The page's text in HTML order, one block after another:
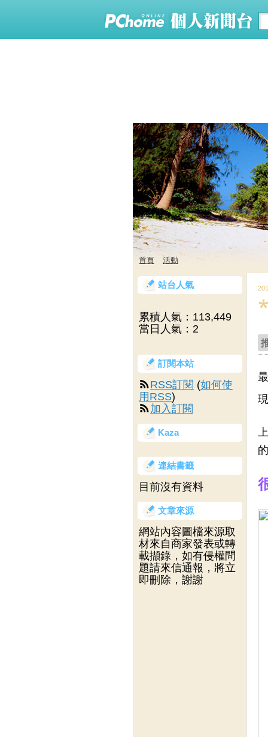
首頁 活動
站台人氣
累積人氣： 113,449
當日人氣： 2
訂閱本站
RSS訂閱 (如何使
用RSS)
加入訂閱
Kaza
連結書籤
目前沒有資料
文章來源
網站內容圖檔來源取
材來自商家發表或轉
載擷錄，如有侵權問
題請來信通報，將立
即刪除，謝謝